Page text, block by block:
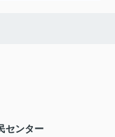
センター